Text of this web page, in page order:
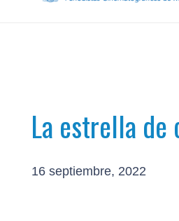
La estrella de
16 septiembre, 2022